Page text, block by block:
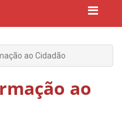
ao Cidadão
ao